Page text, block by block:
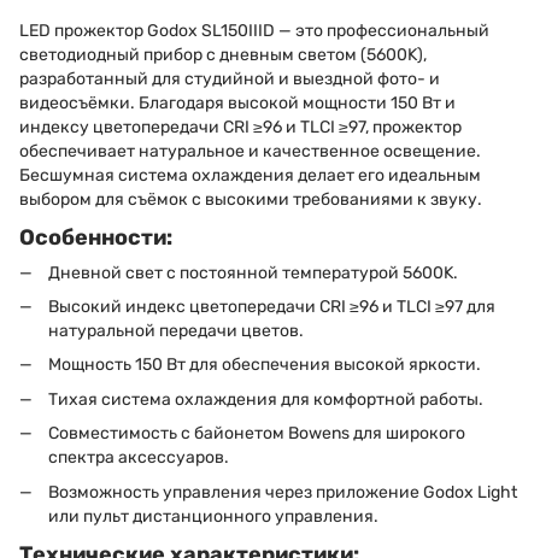
LED прожектор Godox SL150IIID — это профессиональный
светодиодный прибор с дневным светом (5600K),
разработанный для студийной и выездной фото- и
видеосъёмки. Благодаря высокой мощности 150 Вт и
индексу цветопередачи CRI ≥96 и TLCI ≥97, прожектор
обеспечивает натуральное и качественное освещение.
Бесшумная система охлаждения делает его идеальным
выбором для съёмок с высокими требованиями к звуку.
Особенности:
Дневной свет с постоянной температурой 5600K.
Высокий индекс цветопередачи CRI ≥96 и TLCI ≥97 для
натуральной передачи цветов.
Мощность 150 Вт для обеспечения высокой яркости.
Тихая система охлаждения для комфортной работы.
Совместимость с байонетом Bowens для широкого
спектра аксессуаров.
Возможность управления через приложение Godox Light
или пульт дистанционного управления.